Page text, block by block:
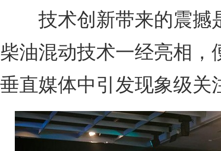
技术创新带来的震撼
柴油混动技术一经亮相
垂直媒体中引发现象级关